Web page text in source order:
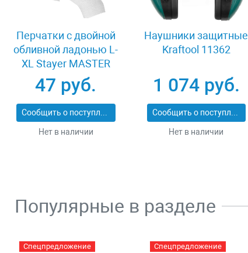
Перчатки c двойной
обливной ладонью L-
XL Stayer MASTER
11409-XL
47 руб.
Сообщить о поступлении
Нет в наличии
Наушники защитные
Kraftool 11362
1 074 руб.
Сообщить о поступлении
Нет в наличии
Популярные в разделе
Спецпредложение Спецпредложение